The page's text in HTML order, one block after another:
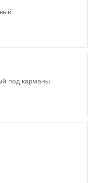
под карманы